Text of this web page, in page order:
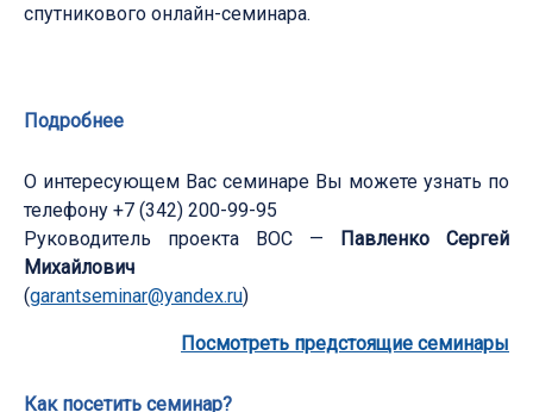
спутникового онлайн-семинара.
Подробнее
О интересующем Вас семинаре Вы можете узнать по
телефону +7 (342) 200-99-95
Руководитель проекта ВОС — Павленко Сергей
Михайлович
(garantseminar@yandex.ru)
Посмотреть предстоящие семинары
Как посетить семинар?